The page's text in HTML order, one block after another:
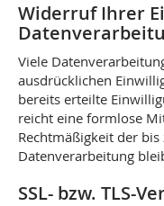
Widerruf Ihrer
Viele
ausdrücklichen
bereits erteilte
reicht eine formlose
Rechtmäßigkeit der
Datenverarbeitung
SSL- bzw. TLS-